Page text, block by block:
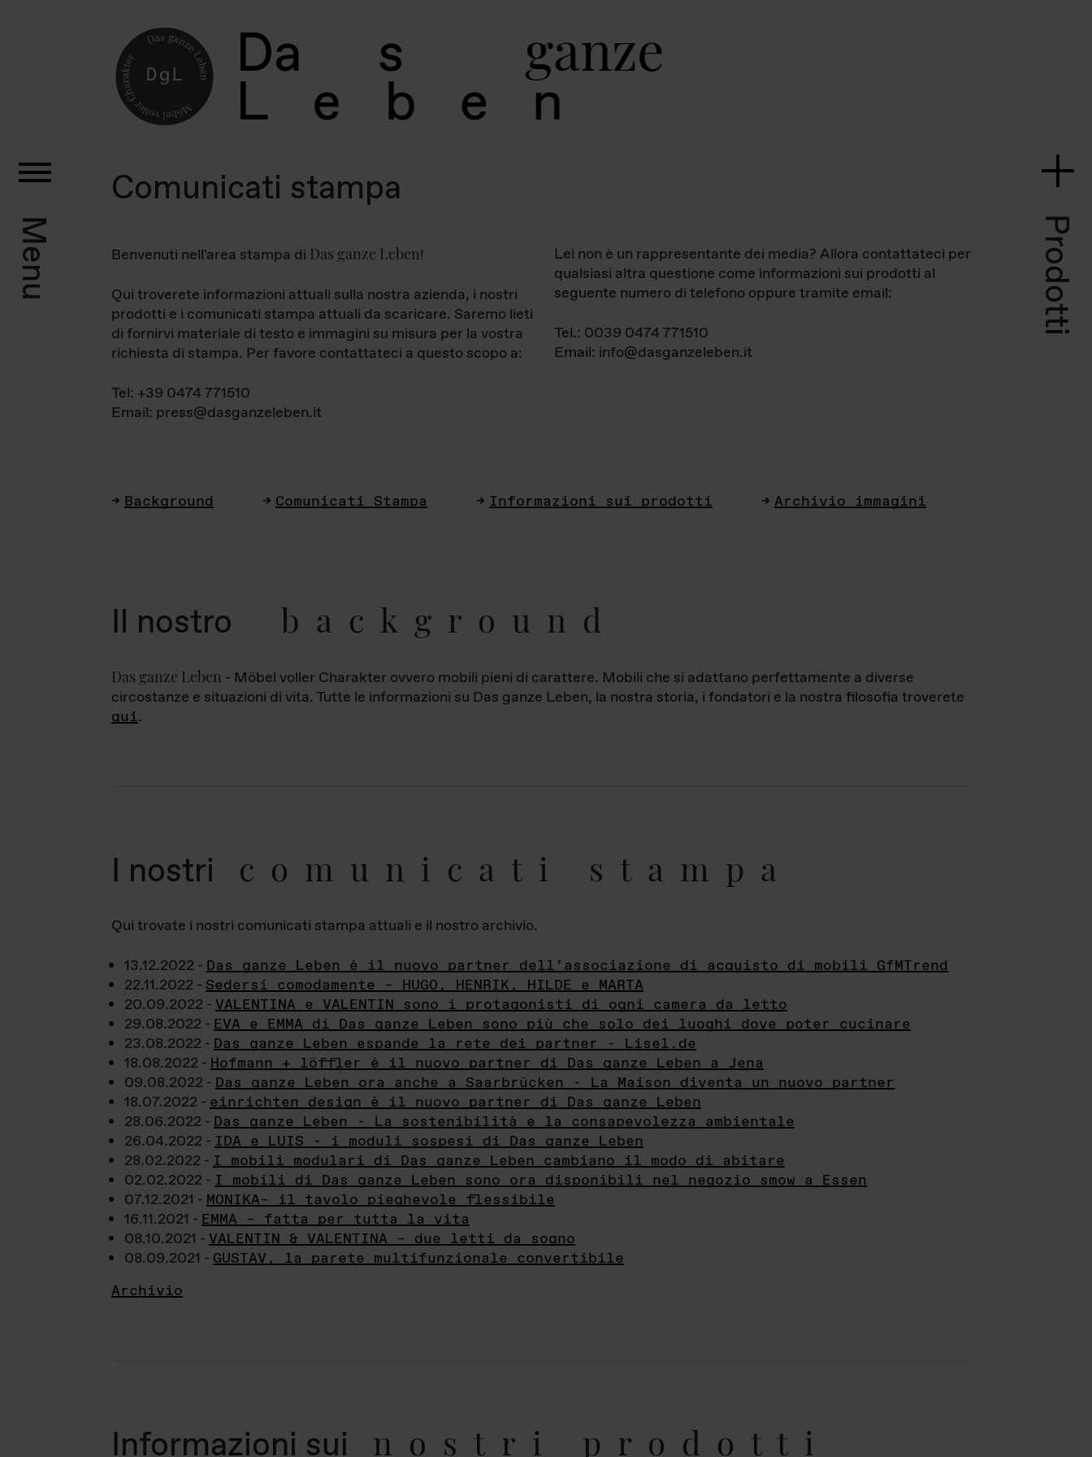
Da s ganz
L e b e
Menu Prodotti
Comunicati stampa
Benvenuti nell'area stampa di Das ganze Leben!
Qui troverete informazioni attuali sulla nostra azienda, i nostri
prodotti e i comunicati stampa attuali da scaricare. Saremo lieti
di fornirvi materiale di testo e immagini su misura per la vostra
richiesta di stampa. Per favore contattateci a questo scopo a:
Tel: +39 0474 771510
Email: press@dasganzeleben.it
Lei non è un rappresentante dei media? Allora contattateci per
qualsiasi altra questione come informazioni sui prodotti al
seguente numero di telefono oppure tramite email:
Tel.: 0039 0474 771510
Email: info@dasganzeleben.it
Background Comunicati Stampa Informazioni sui prodotti Archivio immagini
Il nostro background
Das ganze Leben - Möbel voller Charakter ovvero mobili pieni di carattere. Mobili che si adattano perfettamente a diverse
circostanze e situazioni di vita. Tutte le informazioni su Das ganze Leben, la nostra storia, i fondatori e la nostra filosofia troverete
qui.
I nostri comunicati stampa
Qui trovate i nostri comunicati stampa attuali e il nostro archivio.
13.12.2022 - Das ganze Leben è il nuovo partner dell’associazione di acquisto di mobili GfMTrend
22.11.2022 - Sedersi comodamente – HUGO, HENRIK, HILDE e MARTA
20.09.2022 - VALENTINA e VALENTIN sono i protagonisti di ogni camera da letto
29.08.2022 - EVA e EMMA di Das ganze Leben sono più che solo dei luoghi dove poter cucinare
23.08.2022 - Das ganze Leben espande la rete dei partner - Lisel.de
18.08.2022 - Hofmann + löffler è il nuovo partner di Das ganze Leben a Jena
09.08.2022 - Das ganze Leben ora anche a Saarbrücken - La Maison diventa un nuovo partner
18.07.2022 - einrichten design è il nuovo partner di Das ganze Leben
28.06.2022 - Das ganze Leben - La sostenibilità e la consapevolezza ambientale
26.04.2022 - IDA e LUIS - i moduli sospesi di Das ganze Leben
28.02.2022 - I mobili modulari di Das ganze Leben cambiano il modo di abitare
02.02.2022 - I mobili di Das ganze Leben sono ora disponibili nel negozio smow a Essen
07.12.2021 - MONIKA– il tavolo pieghevole flessibile
16.11.2021 - EMMA – fatta per tutta la vita
08.10.2021 - VALENTIN & VALENTINA – due letti da sogno
08.09.2021 - GUSTAV, la parete multifunzionale convertibile
Archivio
Informazioni sui nostri prodotti